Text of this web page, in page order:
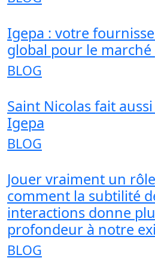
Igepa : votre
global pour le
BLOG
Saint Nicolas fait
Igepa
BLOG
Jouer vraiment un
comment la subtilité
interactions donne
profondeur à notre
BLOG